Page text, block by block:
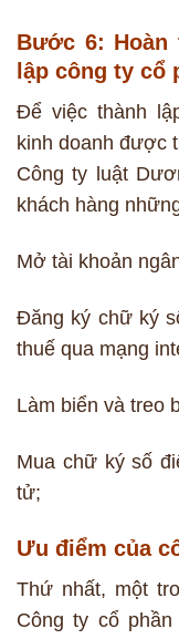
Bước 6: Hoàn
lập công ty cổ
Để việc thành
kinh doanh được
Công ty luật
khách hàng
Mở tài khoản
Đăng ký chữ ký
thuế qua mạng
Làm biển và treo
Mua chữ ký số
tử;
Ưu điểm của
Thứ nhất, một
Công ty cổ